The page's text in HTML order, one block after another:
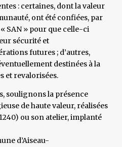
: certaines, dont la valeur
ont été confiées, par
« SAN » pour que celle-ci
sécurité et
futures ; d’autres,
destinées à la
et revalorisées.
soulignons la présence
de haute valeur, réalisées
ou son atelier, implanté
d’Aiseau-